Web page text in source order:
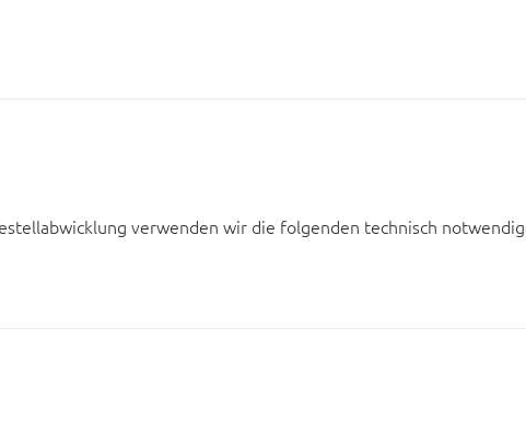
verwenden wir die folgenden technisch